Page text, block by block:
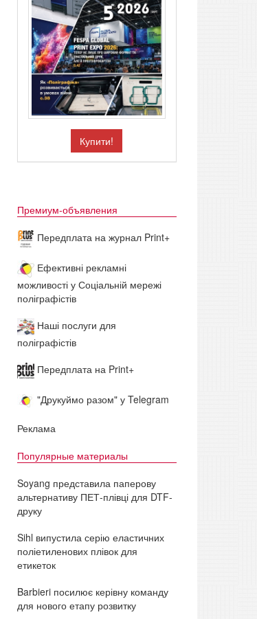
Купити!
Премиум-объявления
Передплата на журнал Print+
Ефективні рекламні
можливості у Соціальній мережі
поліграфістів
Наші послуги для
поліграфістів
Передплата на Print+
"Друкуймо разом" у Telegram
Реклама
Популярные материалы
Soyang представила паперову
альтернативу ПЕТ-плівці для DTF-
друку
Sihl випустила серію еластичних
поліетиленових плівок для
етикеток
Barbieri посилює керівну команду
для нового етапу розвитку